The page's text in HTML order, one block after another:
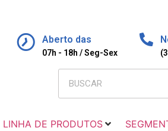
Aberto das
07h - 18h / Seg-Sex
LINHA DE PRODUTOS